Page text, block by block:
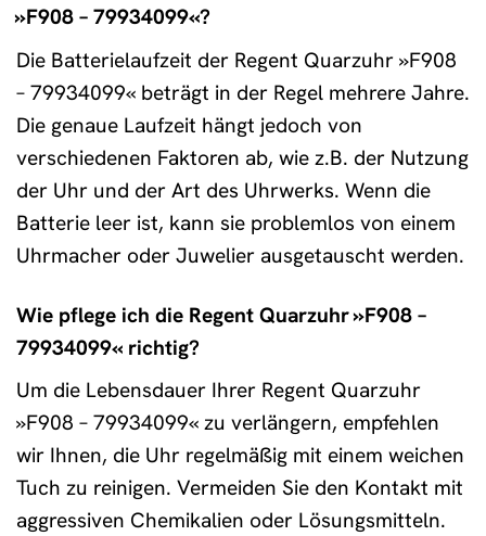
»F908 – 79934099«?
Die Batterielaufzeit der Regent Quarzuhr »F908
– 79934099« beträgt in der Regel mehrere Jahre.
Die genaue Laufzeit hängt jedoch von
verschiedenen Faktoren ab, wie z.B. der Nutzung
der Uhr und der Art des Uhrwerks. Wenn die
Batterie leer ist, kann sie problemlos von einem
Uhrmacher oder Juwelier ausgetauscht werden.
Wie pflege ich die Regent Quarzuhr »F908 –
79934099« richtig?
Um die Lebensdauer Ihrer Regent Quarzuhr
»F908 – 79934099« zu verlängern, empfehlen
wir Ihnen, die Uhr regelmäßig mit einem weichen
Tuch zu reinigen. Vermeiden Sie den Kontakt mit
aggressiven Chemikalien oder Lösungsmitteln.